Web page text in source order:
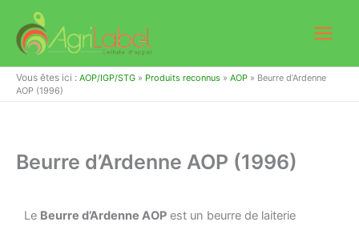
contenu
Vous êtes ici : AOP/IGP/STG » Produits reconnus » AOP » Beurre d’Ardenne
AOP (1996)
Beurre d’Ardenne AOP (1996)
Le Beurre d’Ardenne AOP est un beurre de laiterie